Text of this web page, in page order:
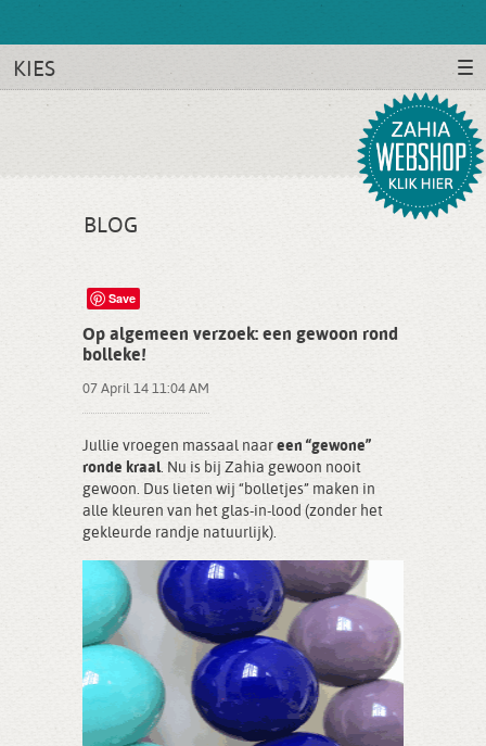
KIES
BLOG
Save
Op algemeen verzoek: een gewoon rond
bolleke!
07 April 14 11:04 AM
Jullie vroegen massaal naar een “gewone”
ronde kraal. Nu is bij Zahia gewoon nooit
gewoon. Dus lieten wij “bolletjes” maken in
alle kleuren van het glas-in-lood (zonder het
gekleurde randje natuurlijk).